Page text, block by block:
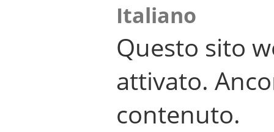
Italiano
Questo sito
attivato.
contenuto.